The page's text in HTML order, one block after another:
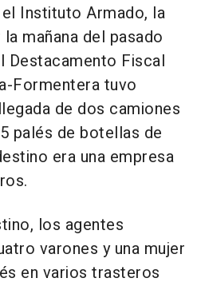
Instituto Armado, la
mañana del pasado
Destacamento Fiscal
Formentera tuvo
de dos camiones
palés de botellas de
era una empresa
los agentes
varones y una mujer
en varios trasteros